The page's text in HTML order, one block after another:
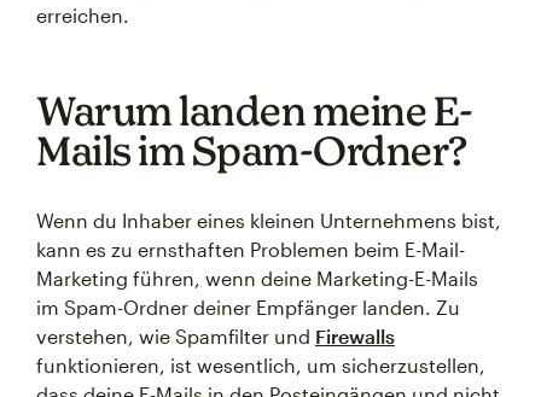
erreichen.
Warum landen meine E-
Mails im Spam-Ordner?
Wenn du Inhaber eines kleinen Unternehmens bist,
kann es zu ernsthaften Problemen beim E-Mail-
Marketing führen, wenn deine Marketing-E-Mails
im Spam-Ordner deiner Empfänger landen. Zu
verstehen, wie Spamfilter und Firewalls
funktionieren, ist wesentlich, um sicherzustellen,